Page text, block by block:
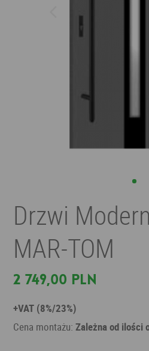
Drzwi
MAR-TOM
2 749,00 PLN
+VAT (8%/23%)
Cena montażu:Zależna od ilości